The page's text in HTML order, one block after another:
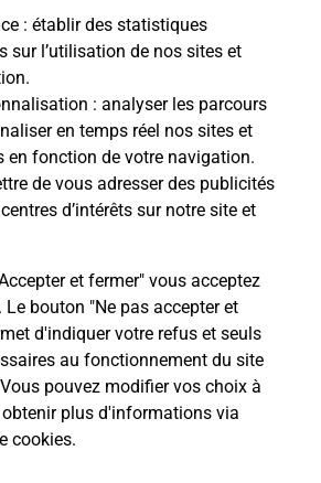
: établir des statistiques
sur l’utilisation de nos sites et
: analyser les parcours
en temps réel nos sites et
en fonction de votre navigation.
de vous adresser des publicités
d’intérêts sur notre site et
et fermer" vous acceptez
bouton "Ne pas accepter et
d'indiquer votre refus et seuls
au fonctionnement du site
pouvez modifier vos choix à
plus d'informations via
cookies.
24
RAMONVILLE ST AGNE